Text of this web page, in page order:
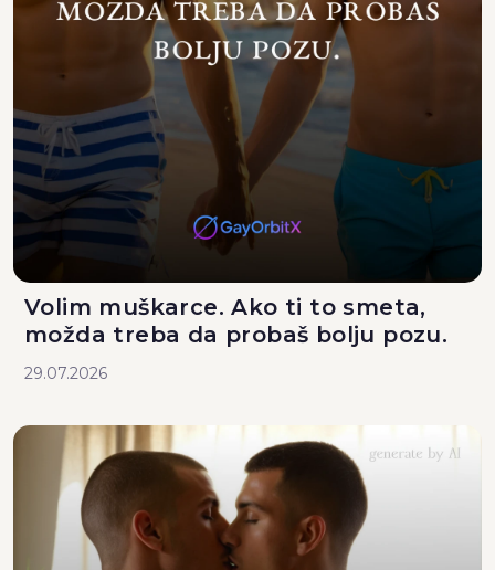
Volim muškarce. Ako ti to smeta,
možda treba da probaš bolju pozu.
29.07.2026